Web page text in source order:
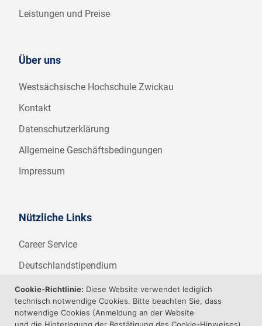
Leistungen und Preise
Über uns
Westsächsische Hochschule Zwickau
Kontakt
Datenschutzerklärung
Allgemeine Geschäftsbedingungen
Impressum
Nützliche Links
Career Service
Deutschlandstipendium
WHZ Firmenstipendium
Weitere Angebote der WHZ
Cookie-Richtlinie: Diese Website verwendet lediglich
technisch notwendige Cookies. Bitte beachten Sie, dass
notwendige Cookies (Anmeldung an der Website